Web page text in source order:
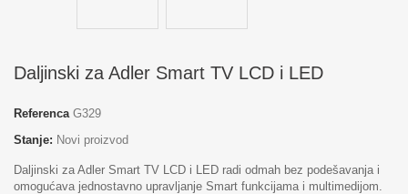
Daljinski za Adler Smart TV LCD i LED
Referenca G329
Stanje: Novi proizvod
Daljinski za Adler Smart TV LCD i LED radi odmah bez podešavanja i
omogućava jednostavno upravljanje Smart funkcijama i multimedijom.